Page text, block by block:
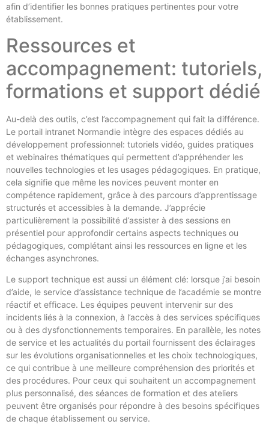
afin d’identifier les bonnes pratiques pertinentes pour votre
établissement.
Ressources et
accompagnement: tutoriels,
formations et support dédié
Au-delà des outils, c’est l’accompagnement qui fait la différence.
Le portail intranet Normandie intègre des espaces dédiés au
développement professionnel: tutoriels vidéo, guides pratiques
et webinaires thématiques qui permettent d’appréhender les
nouvelles technologies et les usages pédagogiques. En pratique,
cela signifie que même les novices peuvent monter en
compétence rapidement, grâce à des parcours d’apprentissage
structurés et accessibles à la demande. J’apprécie
particulièrement la possibilité d’assister à des sessions en
présentiel pour approfondir certains aspects techniques ou
pédagogiques, complétant ainsi les ressources en ligne et les
échanges asynchrones.
Le support technique est aussi un élément clé: lorsque j’ai besoin
d’aide, le service d’assistance technique de l’académie se montre
réactif et efficace. Les équipes peuvent intervenir sur des
incidents liés à la connexion, à l’accès à des services spécifiques
ou à des dysfonctionnements temporaires. En parallèle, les notes
de service et les actualités du portail fournissent des éclairages
sur les évolutions organisationnelles et les choix technologiques,
ce qui contribue à une meilleure compréhension des priorités et
des procédures. Pour ceux qui souhaitent un accompagnement
plus personnalisé, des séances de formation et des ateliers
peuvent être organisés pour répondre à des besoins spécifiques
de chaque établissement ou service.